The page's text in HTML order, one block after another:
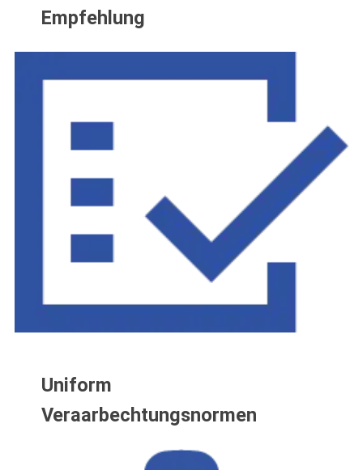
Empfehlung
Uniform
Veraarbechtungsnormen